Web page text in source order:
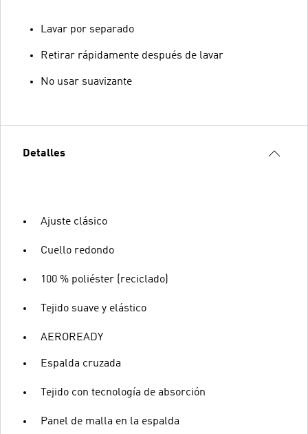
Lavar por separado
Retirar rápidamente después de lavar
No usar suavizante
Detalles
Ajuste clásico
Cuello redondo
100 % poliéster (reciclado)
Tejido suave y elástico
AEROREADY
Espalda cruzada
Tejido con tecnología de absorción
Panel de malla en la espalda